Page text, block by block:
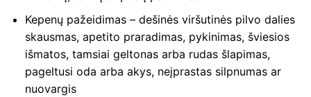
Kepenų pažeidimas – dešinės viršutinės pilvo dalies
skausmas, apetito praradimas, pykinimas, šviesios
išmatos, tamsiai geltonas arba rudas šlapimas,
pageltusi oda arba akys, neįprastas silpnumas ar
nuovargis